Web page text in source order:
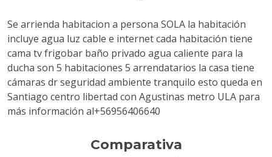
Se arrienda habitacion a persona SOLA la habitación
incluye agua luz cable e internet cada habitación tiene
cama tv frigobar baño privado agua caliente para la
ducha son 5 habitaciones 5 arrendatarios la casa tiene
cámaras dr seguridad ambiente tranquilo esto queda en
Santiago centro libertad con Agustinas metro ULA para
más información al+56956406640
Comparativa